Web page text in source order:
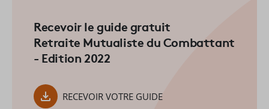
Recevoir le guide gratuit
Retraite Mutualiste du Combattant
- Edition 2022
RECEVOIR VOTRE GUIDE